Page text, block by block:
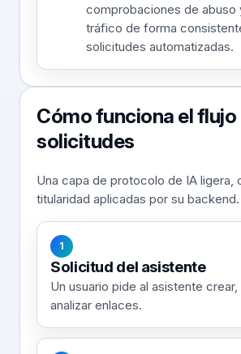
comprobaciones de abuso
tráfico de forma
solicitudes automatizadas.
Cómo funciona el flujo
solicitudes
Una capa de protocolo de IA ligera,
titularidad aplicadas por su backend.
1
Solicitud del asistente
Un usuario pide al asistente
analizar enlaces.